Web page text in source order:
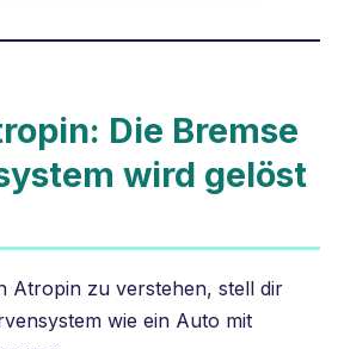
Die Bremse
wird gelöst
Atropin zu verstehen, stell dir
wie ein Auto mit